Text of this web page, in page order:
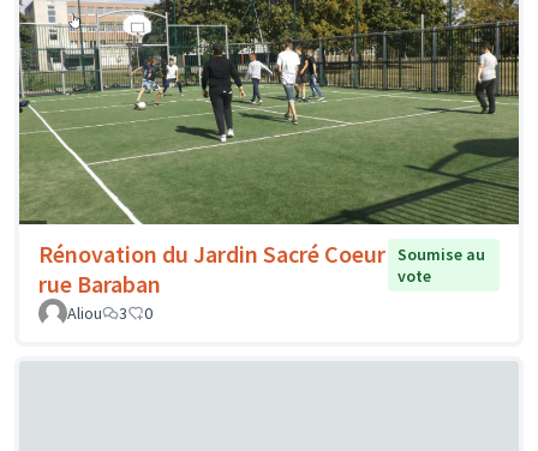
Rénovation du Jardin Sacré Coeur
rue Baraban
Soumise au
vote
Aliou
3 0